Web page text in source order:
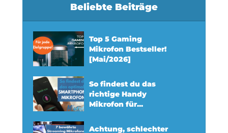
Beliebte Beiträge
Top 5 Gaming
Mikrofon Bestseller!
[Mai/2026]
So findest du das
richtige Handy
Mikrofon für...
Achtung, schlechter